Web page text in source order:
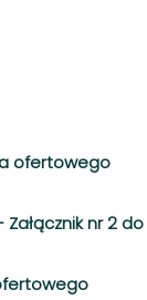
ofertowego
nr 2